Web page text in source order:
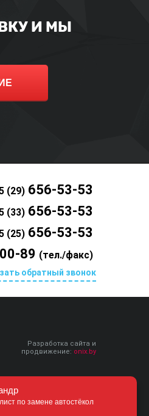
И МЫ
(29)656-53-53
(33)656-53-53
(25)656-53-53
89 (тел./факс)
обратный звонок
Разработка сайта и
продвижение: onix.by
по замене автостёкол